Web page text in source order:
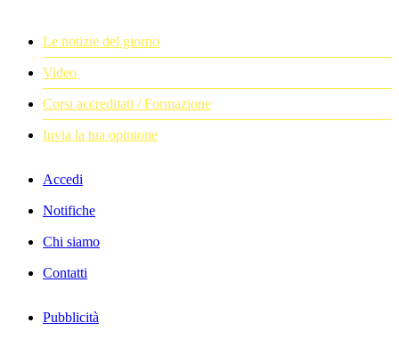
Le notizie del giorno
Video
Corsi accreditati / Formazione
Invia la tua opinione
Accedi
Notifiche
Chi siamo
Contatti
Pubblicità